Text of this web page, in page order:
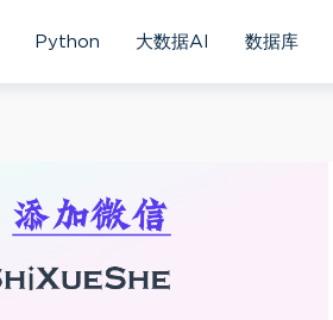
Python 大数据AI 数据库